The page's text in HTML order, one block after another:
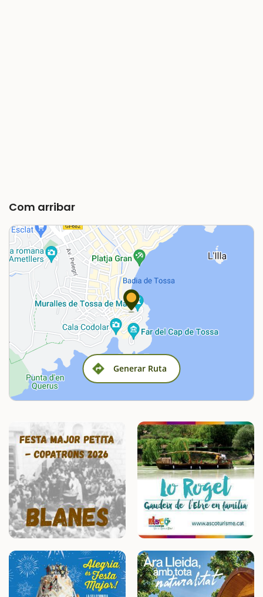
Com arribar
Generar Ruta